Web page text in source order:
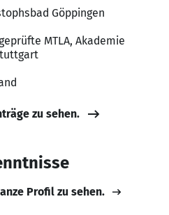
Göppingen
MTLA, Akademie
zu sehen.
Profil zu sehen.